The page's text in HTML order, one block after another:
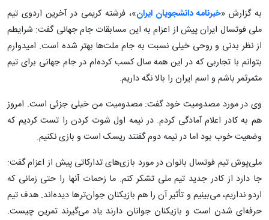
به گزارش «خبرنامه دانشجویان ایران»، فرشته کریمی در آخرین اردوی تیم
ملی فوتسال ایران پیش از اعزام به این مسابقات جام جهانی گفت: شرایطم
از نظر بدنی و روحی خیلی نسبت به جام ملت‌ها بهتر شده است. امیدوارم
بتوانم با تجاربی که در این همه سال کسب کرده‌ام در جام جهانی برای تیم
مثمرثمر باشم و اسم ایران را بالا نگه داریم.
وی در مورد مصدومیت خود گفت: مصدومیت من خیلی جزئی است. امروز
هم به کادر اعلام آمادگی کردم. در نیمه اول شوت کردن را تست کردیم که
وضعیت خوب بود اما در نیمه دوم گفتند ریسک است و بازی نکنیم.
ملی‌پوش تیم فوتسال بانوان در مورد بازی‌های تدارکاتی پیش از اعزام گفت:
جا دارد از کادر جدید تیم ملی تشکر کنم. ما زحمات آنها را حتی زمانی که
اردو نداریم، می‌بینیم و تأثیر آن را هم بازیکنان جوان‌ترها دیده‌اند. هدف تیم
حرفه‌ای شدن است و بازیکنان جوانان دارند یاد می‌گیرند تمرین چیست.